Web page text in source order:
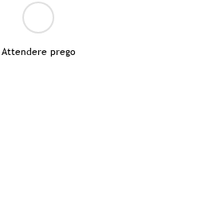
Attendere prego